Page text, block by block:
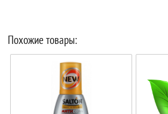
Похожие товары: